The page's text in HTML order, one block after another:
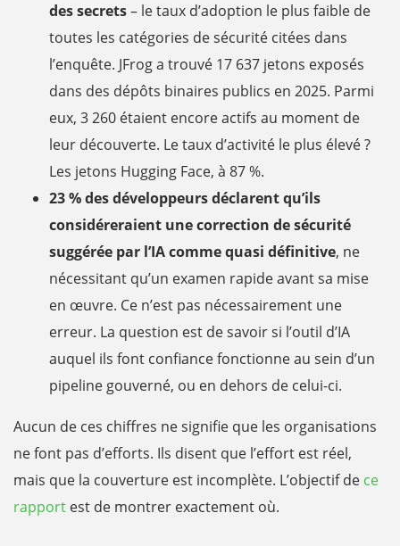
des secrets– le taux d’adoption le plus faible de
toutes les catégories de sécurité citées dans
l’enquête. JFrog a trouvé 17 637 jetons exposés
dans des dépôts binaires publics en 2025. Parmi
eux, 3 260 étaient encore actifs au moment de
leur découverte. Le taux d’activité le plus élevé ?
Les jetons Hugging Face, à 87 %.
23 % des développeurs déclarent qu’ils
considéreraient une correction de sécurité
suggérée par l’IA comme quasi définitive, ne
nécessitant qu’un examen rapide avant sa mise
en œuvre. Ce n’est pas nécessairement une
erreur. La question est de savoir si l’outil d’IA
auquel ils font confiance fonctionne au sein d’un
pipeline gouverné, ou en dehors de celui-ci.
Aucun de ces chiffres ne signifie que les organisations
ne font pas d’efforts. Ils disent que l’effort est réel,
mais que la couverture est incomplète. L’objectif de ce
rapport est de montrer exactement où.